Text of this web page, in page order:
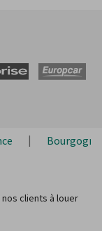
clients à louer